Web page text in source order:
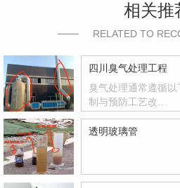
相关推
RELATED TO
四川臭气处理工程
臭气处理通常遵循
制与预防工艺改…
透明玻璃管